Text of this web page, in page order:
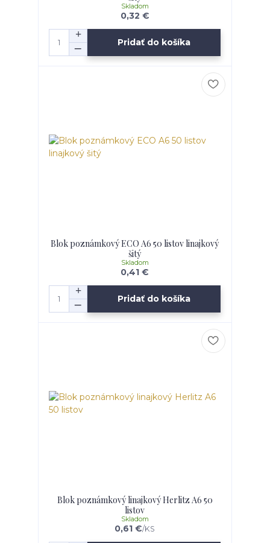
0,32 €
Skladom
Pridať do košíka
Blok poznámkový ECO A6 50 listov linajkový
šitý
0,41 €
Skladom
Pridať do košíka
Blok poznámkový linajkový Herlitz A6 50
listov
0,61 €/KS
Skladom